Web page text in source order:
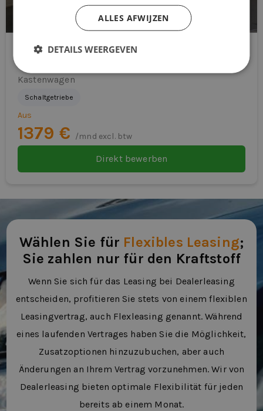
Kastenwagen
Schaltgetriebe
Aus
1379 € /mnd excl. btw
Direkt bewerben
Wählen Sie für Flexibles Leasing;
Sie zahlen nur für den Kraftstoff
Wenn Sie sich für das Leasing bei Dealerleasing
entscheiden, profitieren Sie stets von einem flexiblen
Leasingvertrag, auch Flexleasing genannt. Während
eines laufenden Vertrages haben Sie die Möglichkeit,
Zusatzoptionen hinzuzubuchen, aber auch
Änderungen an Ihrem Vertrag vorzunehmen. Wir von
Dealerleasing bieten optimale Flexibilität für jeden
bereits ab einem Monat.
ALLES AFWIJZEN
DETAILS WEERGEVEN